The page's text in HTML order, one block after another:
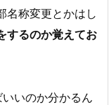
名称変更とかはし
するのか覚えてお
いのか分かるん